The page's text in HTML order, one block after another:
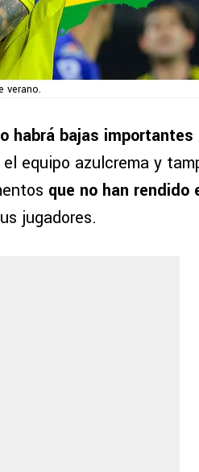
verano.
habrá bajas
equipo azulcrema y
que no han rendido
jugadores.